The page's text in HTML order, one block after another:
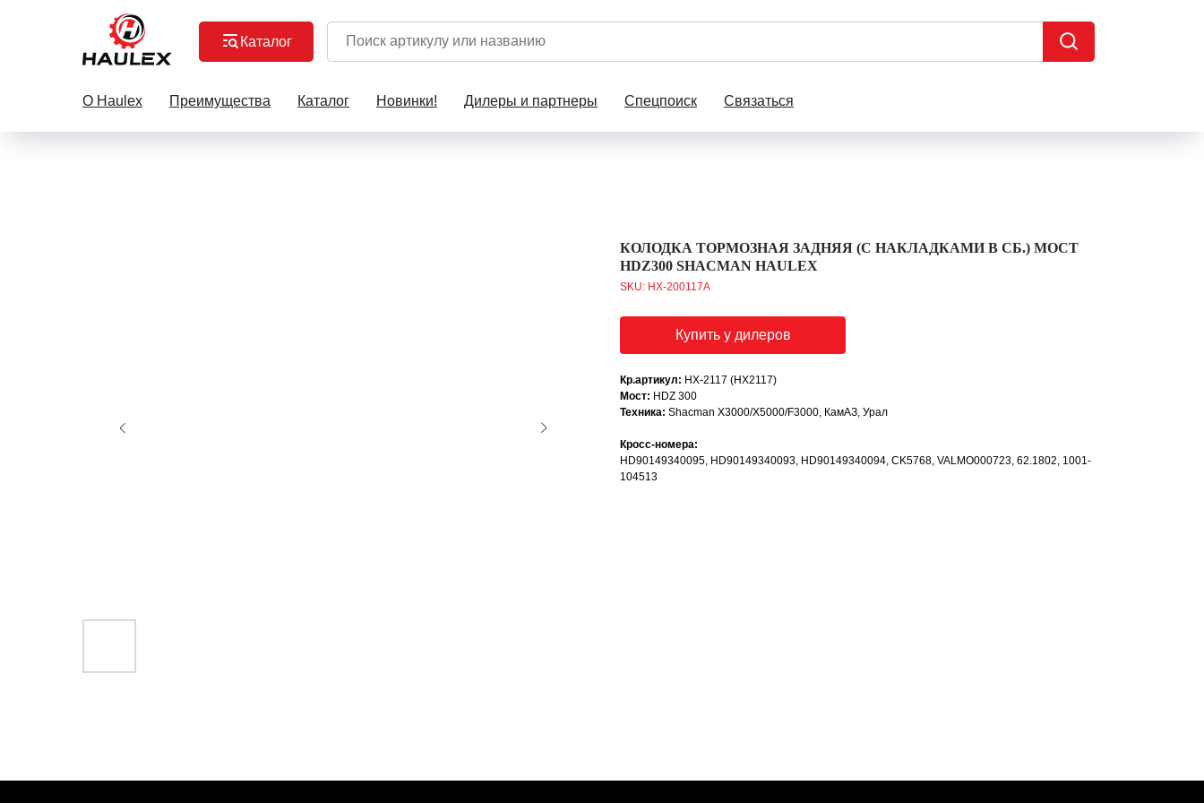
Каталог
О Haulex Преимущества Каталог Новинки! Дилеры и партнеры Спецпоиск Связаться
КОЛОДКА ТОРМОЗНАЯ ЗАДНЯЯ (С НАКЛАДКАМИ В СБ.) МОСТ
HDZ300 SHACMAN HAULEX
SKU: HX-200117A
Купить у дилеров
Кр.артикул: HX-2117 (HX2117)
Мост: HDZ 300
Техника: Shacman X3000/X5000/F3000, КамАЗ, Урал
Кросс-номера:
HD90149340095, HD90149340093, HD90149340094, CK5768, VALMO000723, 62.1802, 1001-
104513